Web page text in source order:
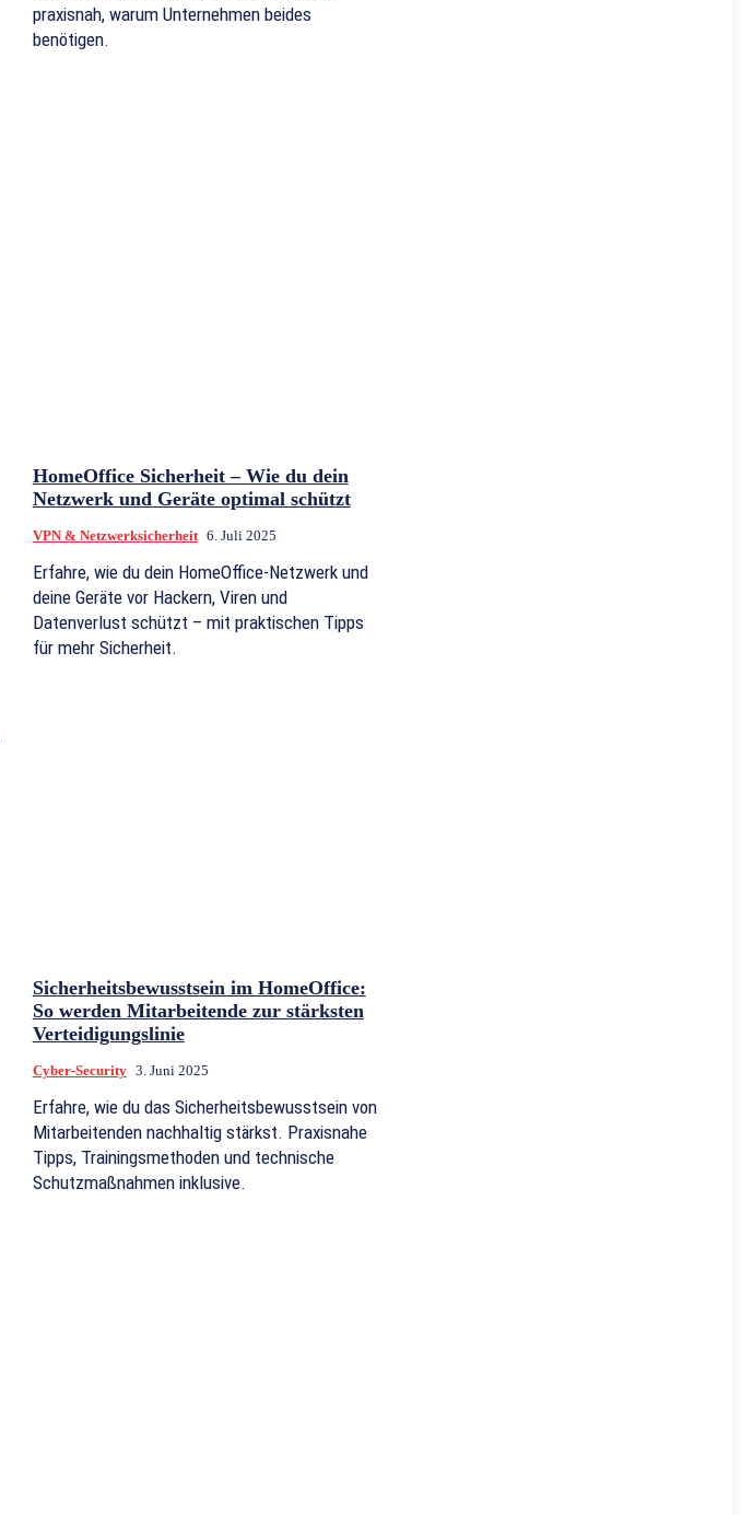
praxisnah, warum Unternehmen beides
benötigen.
HomeOffice Sicherheit – Wie du dein
Netzwerk und Geräte optimal schützt
VPN & Netzwerksicherheit 6. Juli 2025
Erfahre, wie du dein HomeOffice-Netzwerk und
deine Geräte vor Hackern, Viren und
Datenverlust schützt – mit praktischen Tipps
für mehr Sicherheit.
Sicherheitsbewusstsein im HomeOffice:
So werden Mitarbeitende zur stärksten
Verteidigungslinie
Cyber-Security 3. Juni 2025
Erfahre, wie du das Sicherheitsbewusstsein von
Mitarbeitenden nachhaltig stärkst. Praxisnahe
Tipps, Trainingsmethoden und technische
Schutzmaßnahmen inklusive.